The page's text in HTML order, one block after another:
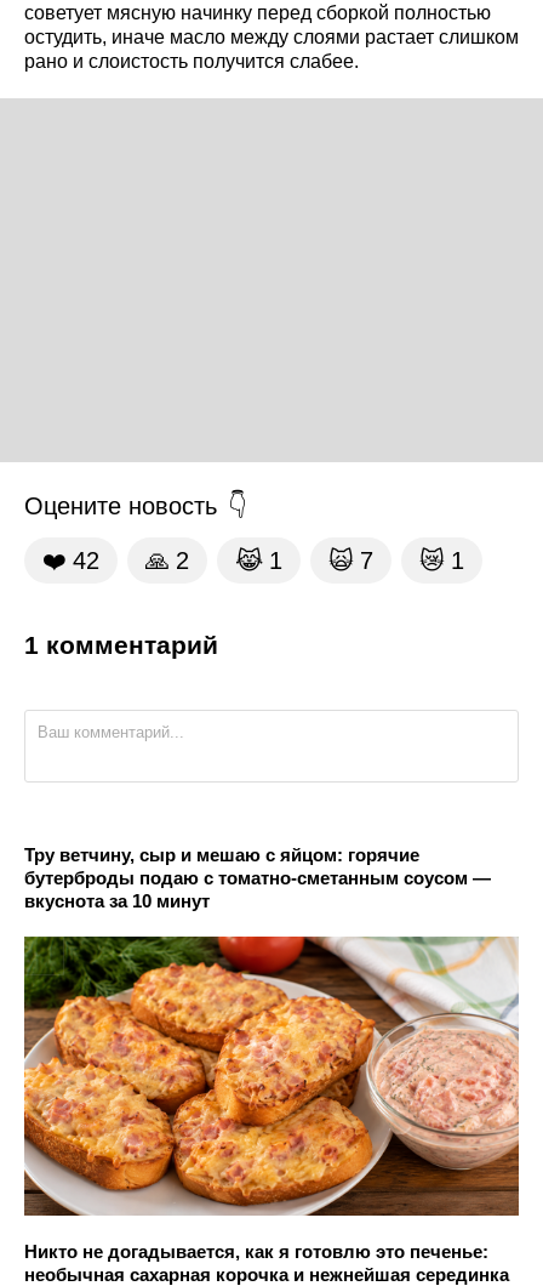
советует мясную начинку перед сборкой полностью
остудить, иначе масло между слоями растает слишком
рано и слоистость получится слабее.
Оцените новость
❤️ 42 🙏 2 😹 1 🙀 7 😿 1
1 комментарий
Тру ветчину, сыр и мешаю с яйцом: горячие
бутерброды подаю с томатно-сметанным соусом —
вкуснота за 10 минут
Никто не догадывается, как я готовлю это печенье:
необычная сахарная корочка и нежнейшая серединка